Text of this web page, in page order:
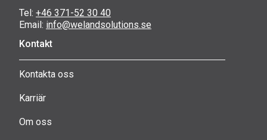
Tel: +46 371-52 30 40
Email: info@welandsolutions.se
Kontakt
Kontakta oss
Karriär
Om oss